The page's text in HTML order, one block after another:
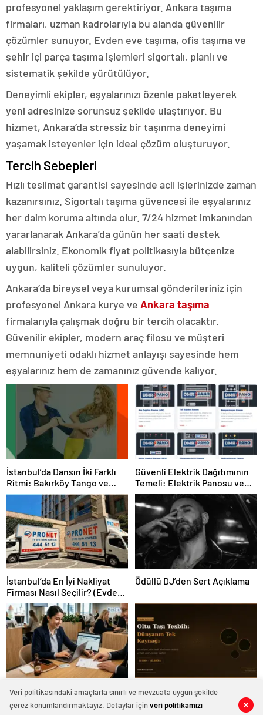
0 0
0 0
0 0
0 0
0 0
profesyonel yaklaşım gerektiriyor. Ankara taşıma
firmaları, uzman kadrolarıyla bu alanda güvenilir
çözümler sunuyor. Evden eve taşıma, ofis taşıma ve
şehir içi parça taşıma işlemleri sigortalı, planlı ve
sistematik şekilde yürütülüyor.
Deneyimli ekipler, eşyalarınızı özenle paketleyerek
yeni adresinize sorunsuz şekilde ulaştırıyor. Bu
hizmet, Ankara’da stressiz bir taşınma deneyimi
yaşamak isteyenler için ideal çözüm oluşturuyor.
Tercih Sebepleri
Hızlı teslimat garantisi sayesinde acil işlerinizde zaman
kazanırsınız. Sigortalı taşıma güvencesi ile eşyalarınız
her daim koruma altında olur. 7/24 hizmet imkanından
yararlanarak Ankara’da günün her saati destek
alabilirsiniz. Ekonomik fiyat politikasıyla bütçenize
uygun, kaliteli çözümler sunuluyor.
Ankara’da bireysel veya kurumsal gönderileriniz için
profesyonel Ankara kurye ve Ankara taşıma
firmalarıyla çalışmak doğru bir tercih olacaktır.
Güvenilir ekipler, modern araç filosu ve müşteri
memnuniyeti odaklı hizmet anlayışı sayesinde hem
eşyalarınız hem de zamanınız güvende kalıyor.
İstanbul’da Dansın İki Farklı
Ritmi: Bakırköy Tango ve
Kadıköy Salsa Kursları
Güvenli Elektrik Dağıtımının
Temeli: Elektrik Panosu ve
Şantiye Panosu Rehberi
İstanbul’da En İyi Nakliyat
Firması Nasıl Seçilir? (Evden
Eve Nakliyat Rehberi)
Ödüllü DJ’den Sert Açıklama
Estonya da Şirket Kurmak
Oltu Taşı Tesbih: Dünyanın
Tek Kaynağından Çıkan Taş
Neden 16.000 TL’yi Aşıyor?
Veri politikasındaki amaçlarla sınırlı ve mevzuata uygun şekilde
çerez konumlandırmaktayız. Detaylar içinveri politikamızı